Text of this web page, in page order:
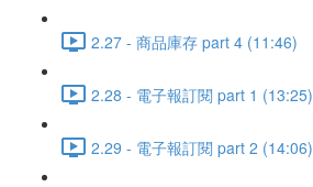
2.27 - 商品庫存 part 4 (11:46)
2.28 - 電子報訂閱 part 1 (13:25)
2.29 - 電子報訂閱 part 2 (14:06)